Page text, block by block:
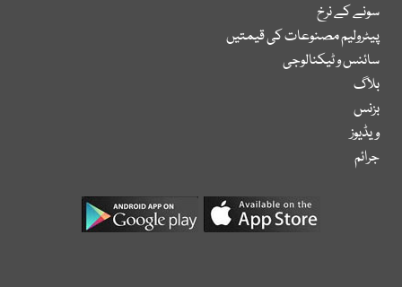
سونے کے نرخ
پیٹرولیم مصنوعات کی قیمتیں
سائنس و ٹیکنالوجی
بلاگ
بزنس
ویڈیوز
جرائم